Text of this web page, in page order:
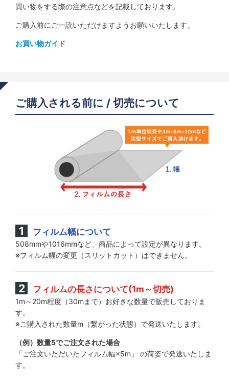
買い物をする際の注意点などを記載しております。
ご購入前にご一読いただけますようお願いいたします。
お買い物ガイド
ご購入される前に / 切売について
フィルム幅について
508mmや1016mmなど、商品によって設定が異なります。
※フィルム幅の変更（スリットカット）はできません。
フィルムの長さについて(1m～切売)
1m～20m程度（30mまで）お好きな数量で販売しておりま
す。
※ご購入された数量m（繋がった状態）で発送いたします。
（例）数量5でご注文された場合
「ご注文いただいたフィルム幅×5m」 の荷姿で発送いたしま
す。